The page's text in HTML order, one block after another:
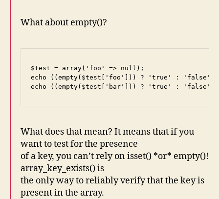
What about empty()?
$test = array('foo' => null);
echo ((empty($test['foo'])) ? 'true' :
What does that mean? It means that if you
want to test for the presence
of a key, you can’t rely on isset() *or* empty()!
array_key_exists() is
the only way to reliably verify that the key is
present in the array.